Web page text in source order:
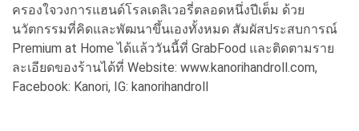
ครองใจวงการแฮนด์โรลเดลิเวอรี่ตลอดหนึ่งปีเต็ม ด้วย
นวัตกรรมที่คิดและพัฒนาขึ้นเองทั้งหมด สัมผัสประสบการณ์
Premium at Home ได้แล้ววันนี้ที่ GrabFood และติดตามราย
ละเอียดของร้านได้ที่ Website: www.kanorihandroll.com,
Facebook: Kanori, IG: kanorihandroll